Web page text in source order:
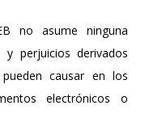
no asume ninguna
perjuicios derivados
causar en los
electrónicos o